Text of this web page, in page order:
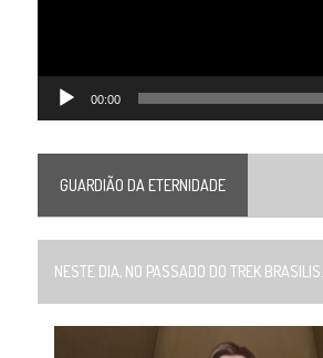
00:00
GUARDIÃO DA ETERNIDADE
NESTE DIA, NO PASSADO DO TREK BRASILIS...